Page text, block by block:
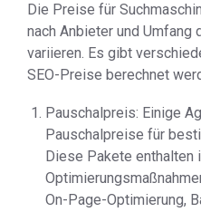
Die Preise für
nach Anbieter und Umfang
variieren. Es gibt
SEO-Preise berechnet
Pauschalpreis: Einige
Pauschalpreise für
Diese Pakete enthalten
On-Page-Optimierung,